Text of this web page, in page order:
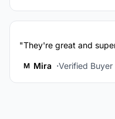
"They're great and
M Mira Verified Buyer